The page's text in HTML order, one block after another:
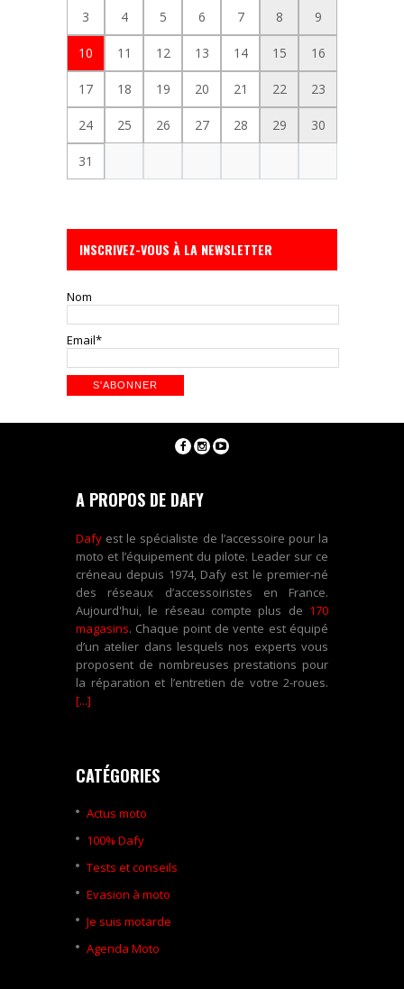
3 4 5 6 7 8 9
10 11 12 13 14 15 16
17 18 19 20 21 22 23
24 25 26 27 28 29 30
31
INSCRIVEZ-VOUS À LA NEWSLETTER
Nom
Email*
A PROPOS DE DAFY
Dafy est le spécialiste de l’accessoire pour la
moto et l’équipement du pilote. Leader sur ce
créneau depuis 1974, Dafy est le premier-né
des réseaux d’accessoiristes en France.
Aujourd'hui, le réseau compte plus de 170
magasins. Chaque point de vente est équipé
d’un atelier dans lesquels nos experts vous
proposent de nombreuses prestations pour
la réparation et l’entretien de votre 2-roues.
[...]
CATÉGORIES
Actus moto
100% Dafy
Tests et conseils
Evasion à moto
Je suis motarde
Agenda Moto